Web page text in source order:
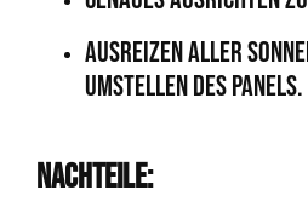
Ausreizen aller
umstellen des Panels.
Nachteile: